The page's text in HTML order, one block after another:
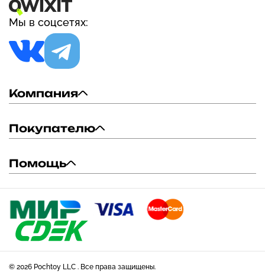
Мы в соцсетях:
Компания
Покупателю
Помощь
© 2026 Pochtoy LLC . Все права защищены.